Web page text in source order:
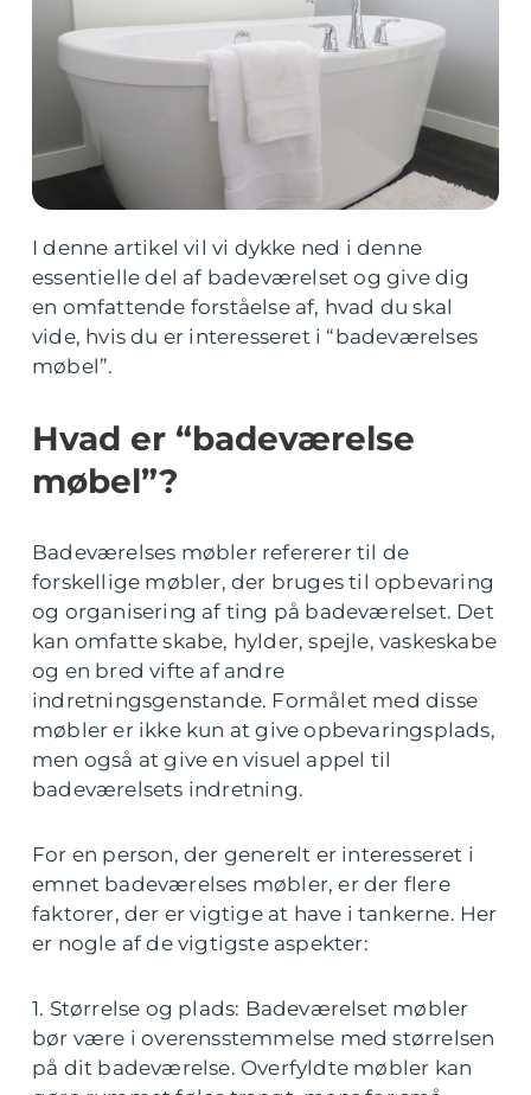
I denne artikel vil vi dykke ned i denne
essentielle del af badeværelset og give dig
en omfattende forståelse af, hvad du skal
vide, hvis du er interesseret i “badeværelses
møbel”.
Hvad er “badeværelse
møbel”?
Badeværelses møbler refererer til de
forskellige møbler, der bruges til opbevaring
og organisering af ting på badeværelset. Det
kan omfatte skabe, hylder, spejle, vaskeskabe
og en bred vifte af andre
indretningsgenstande. Formålet med disse
møbler er ikke kun at give opbevaringsplads,
men også at give en visuel appel til
badeværelsets indretning.
For en person, der generelt er interesseret i
emnet badeværelses møbler, er der flere
faktorer, der er vigtige at have i tankerne. Her
er nogle af de vigtigste aspekter:
1. Størrelse og plads: Badeværelset møbler
bør være i overensstemmelse med størrelsen
på dit badeværelse. Overfyldte møbler kan